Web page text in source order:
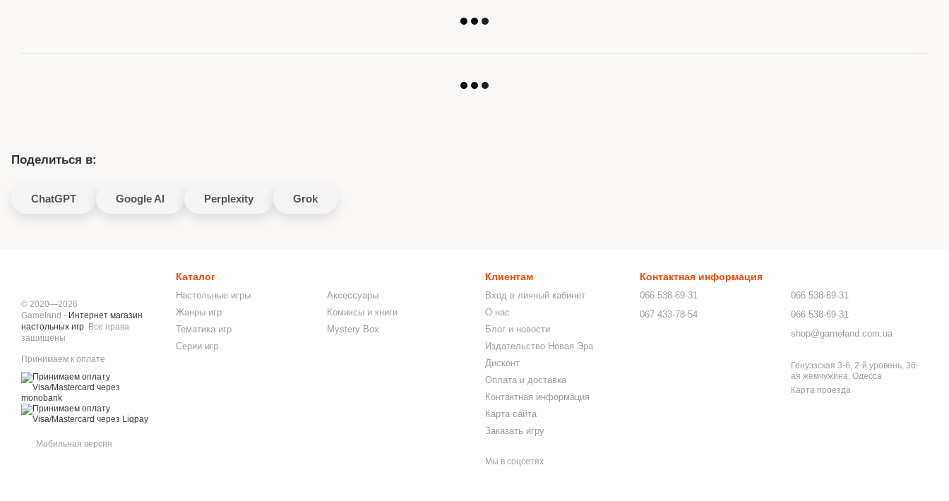
Поделиться в:
ChatGPT Google AI Perplexity Grok
© 2020—2026
Gameland - Интернет магазин
настольных игр. Все права
защищены
Принимаем к оплате
Мобильная версия
Каталог
Настольные игры
Жанры игр
Тематика игр
Серии игр
Аксессуары
Комиксы и книги
Mystery Box
Клиентам
Вход в личный кабинет
О нас
Блог и новости
Издательство Новая Эра
Дисконт
Оплата и доставка
Контактная информация
Карта сайта
Заказать игру
Мы в соцсетях
Контактная информация
066 538-69-31
067 433-78-54
066 538-69-31
066 538-69-31
shop@gameland.com.ua
Генуэзская 3-б, 2-й уровень, 36-
ая жемчужина, Одесса
Карта проезда